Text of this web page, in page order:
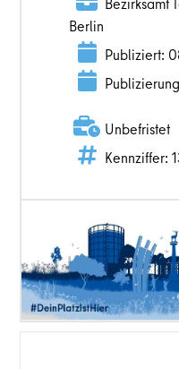
Berlin
Publiziert:
Unbefristet
Kennziffer: